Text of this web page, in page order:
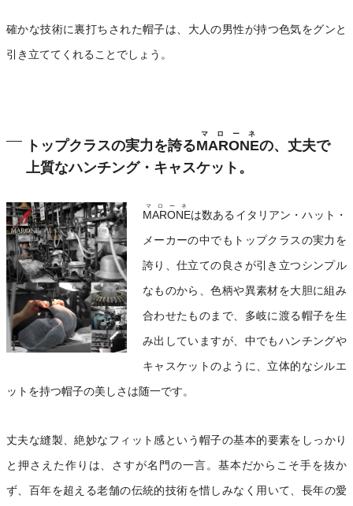
確かな技術に裏打ちされた帽子は、大人の男性が持つ色気をグンと
引き立ててくれることでしょう。
トップクラスの実力を誇るMARONE
マローネ
の、丈夫で
上質なハンチング・キャスケット。
MARONE
マローネ
は数あるイタリアン・ハット・
メーカーの中でもトップクラスの実力を
誇り、仕立ての良さが引き立つシンプル
なものから、色柄や異素材を大胆に組み
合わせたものまで、多岐に渡る帽子を生
み出していますが、中でもハンチングや
キャスケットのように、立体的なシルエ
ットを持つ帽子の美しさは随一です。
丈夫な縫製、絶妙なフィット感という帽子の基本的要素をしっかり
と押さえた作りは、さすが名門の一言。基本だからこそ手を抜か
ず、百年を超える老舗の伝統的技術を惜しみなく用いて、長年の愛